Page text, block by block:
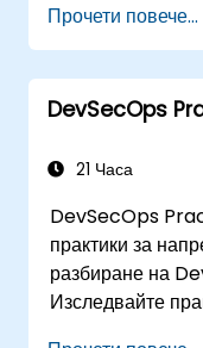
и казуси. След
участниците ще
приложими
работното си
Прочети повече...
DevSecOps
21 Часа
DevSecOps
практики за
разбиране на
Изследвайте